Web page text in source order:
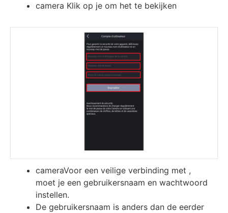
camera Klik op je om het te bekijken
cameraVoor een veilige verbinding met ,
moet je een gebruikersnaam en wachtwoord
instellen.
De gebruikersnaam is anders dan de eerder